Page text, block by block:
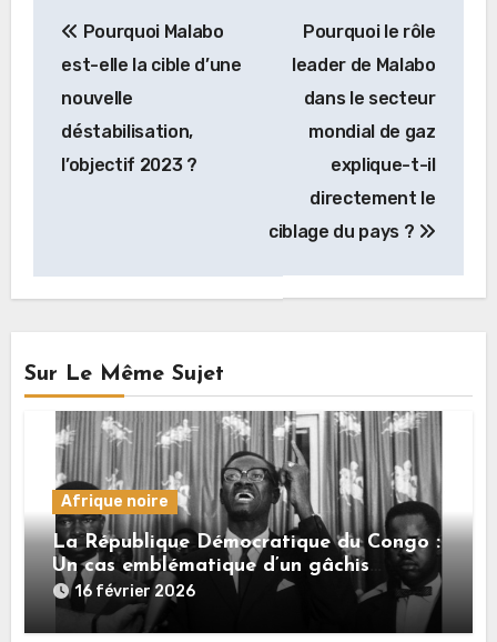
de
l’article
Pourquoi Malabo
est-elle la cible d’une
nouvelle
déstabilisation,
l’objectif 2023 ?
Pourquoi le rôle
leader de Malabo
dans le secteur
mondial de gaz
explique-t-il
directement le
ciblage du pays ?
Sur Le Même Sujet
Afrique noire
La République Démocratique du Congo :
Un cas emblématique d’un gâchis
monumental
16 février 2026